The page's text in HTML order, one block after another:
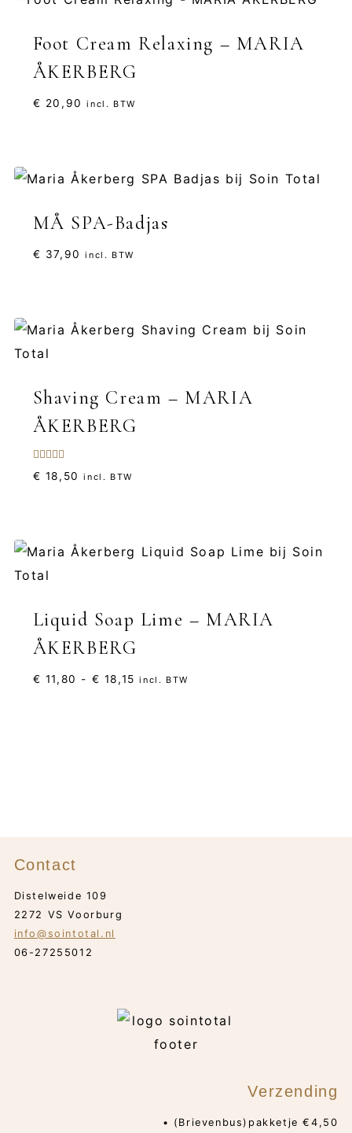
Foot Cream Relaxing – MARIA
ÅKERBERG
€ 20,90 incl. BTW
MÅ SPA-Badjas
€ 37,90 incl. BTW
Shaving Cream – MARIA
ÅKERBERG
Gewaardeerd
5.00
€ 18,50 incl. BTW
Liquid Soap Lime – MARIA
ÅKERBERG
€ 11,80 - € 18,15 Prijsklasse:
incl. BTW
Contact
Distelweide 109
2272 VS Voorburg
info@sointotal.nl
06-27255012
Verzending
• (Brievenbus)pakketje €4,50